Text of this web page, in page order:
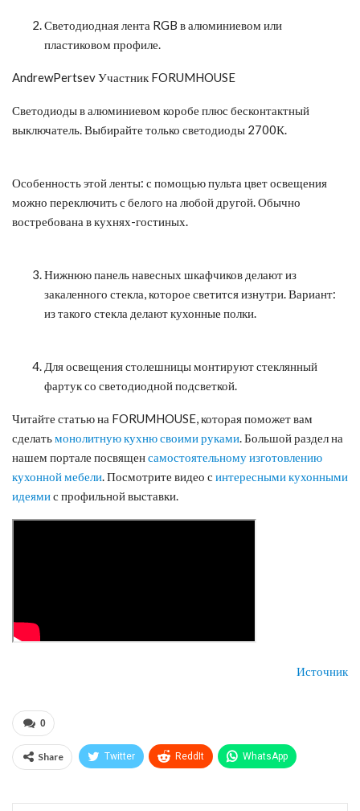
Светодиодная лента RGB в алюминиевом или
пластиковом профиле.
AndrewPertsev Участник FORUMHOUSE
Светодиоды в алюминиевом коробе плюс бесконтактный
выключатель. Выбирайте только светодиоды 2700К.
Особенность этой ленты: с помощью пульта цвет освещения
можно переключить с белого на любой другой. Обычно
востребована в кухнях-гостиных.
Нижнюю панель навесных шкафчиков делают из
закаленного стекла, которое светится изнутри. Вариант:
из такого стекла делают кухонные полки.
Для освещения столешницы монтируют стеклянный
фартук со светодиодной подсветкой.
Читайте статью на FORUMHOUSE, которая поможет вам
сделатьмонолитную кухню своими руками. Большой раздел на
нашем портале посвященсамостоятельному изготовлению
кухонной мебели. Посмотрите видео с интересными кухонными
идеямис профильной выставки.
Источник
0
Share Twitter ReddIt WhatsApp